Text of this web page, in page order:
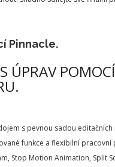
Pinnacle.
ÚPRAV
s pevnou sadou
funkce a flexibilní
Stop Motion Animation, Split